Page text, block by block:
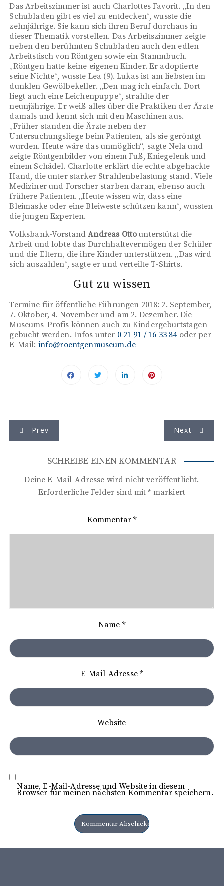
Das Arbeitszimmer ist auch Charlottes Favorit. „In den
Schubladen gibt es viel zu entdecken“, wusste die
zehnjährige. Sie kann sich ihren Beruf durchaus in
dieser Thematik vorstellen. Das Arbeitszimmer zeigte
neben den berühmten Schubladen auch den edlen
Arbeitstisch von Röntgen sowie ein Stammbuch.
„Röntgen hatte keine eigenen Kinder. Er adoptierte
seine Nichte“, wusste Lea (9). Lukas ist am liebsten im
dunklen Gewölbekeller. „Den mag ich einfach. Dort
liegt auch eine Leichenpuppe“, strahlte der
neunjährige. Er weiß alles über die Praktiken der Ärzte
damals und kennt sich mit den Maschinen aus.
„Früher standen die Ärzte neben der
Untersuchungsliege beim Patienten, als sie geröntgt
wurden. Heute wäre das unmöglich“, sagte Nela und
zeigte Röntgenbilder von einem Fuß, Kniegelenk und
einem Schädel. Charlotte erklärt die echte abgehackte
Hand, die unter starker Strahlenbelastung stand. Viele
Mediziner und Forscher starben daran, ebenso auch
frühere Patienten. „Heute wissen wir, dass eine
Bleimaske oder eine Bleiweste schützen kann“, wussten
die jungen Experten.
Volksbank-VorstandAndreas Otto unterstützt die
Arbeit und lobte das Durchhaltevermögen der Schüler
und die Eltern, die ihre Kinder unterstützen. „Das wird
sich auszahlen“, sagte er und verteilte T-Shirts.
Gut zu wissen
Termine für öffentliche Führungen 2018: 2. September,
7. Oktober, 4. November und am 2. Dezember. Die
Museums-Profis können auch zu Kindergeburtstagen
gebucht werden. Infos unter 0 21 91 / 16 33 84 oder per
E-Mail: info@roentgenmuseum.de
e
g
i
a
o
Prev Next
SCHREIBE EINEN KOMMENTAR
Deine E-Mail-Adresse wird nicht veröffentlicht.
Erforderliche Felder sind mit*markiert
Kommentar*
Name *
E-Mail-Adresse*
Website
Name, E-Mail-Adresse und Website in diesem
Browser für meinen nächsten Kommentar speichern.